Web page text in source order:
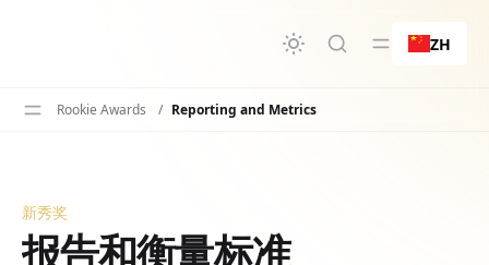
ZH
Rookie Awards / Reporting and Metrics
报告和衡量标准
新秀奖
报告和衡量标准